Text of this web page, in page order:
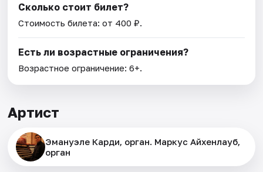
Сколько стоит билет?
Стоимость билета: от 400 ₽.
Есть ли возрастные ограничения?
Возрастное ограничение: 6+.
Артист
Эмануэле Карди, орган. Маркус Айхенлауб,
орган